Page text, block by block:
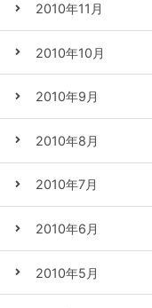
2010年11月
2010年10月
2010年9月
2010年8月
2010年7月
2010年6月
2010年5月